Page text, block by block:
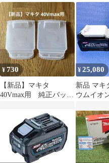
ASA製 ケース ホルダー 充電器
正品 最適
バッテリ
¥730
【新品】マキタ
40Vmax用 純正バッテ
¥25,080
新品 マキ
ウムイオ